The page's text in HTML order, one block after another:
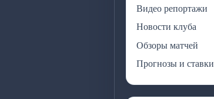
Видео репортажи
Новости клуба
Обзоры матчей
Прогнозы и ставки